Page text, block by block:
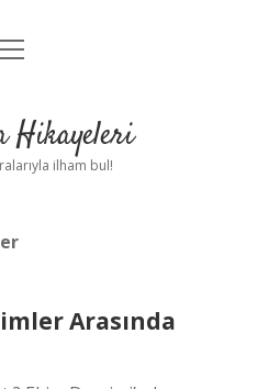
Uyarı
Hikayeleri
ilham bul!
Arasında